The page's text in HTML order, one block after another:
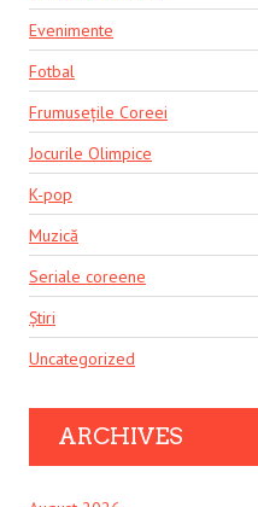
Evenimente
Fotbal
Frumusețile Coreei
Jocurile Olimpice
K-pop
Muzică
Seriale coreene
Știri
Uncategorized
ARCHIVES